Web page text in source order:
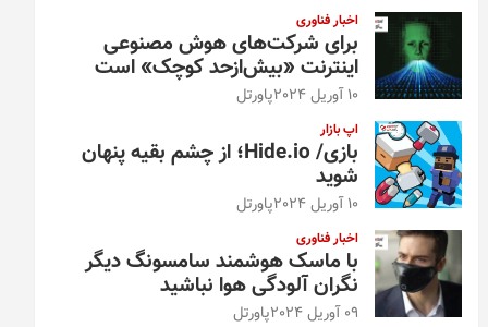
اخبار فناوری
برای شرکت‌های هوش مصنوعی
اینترنت «بیش‌از‌حد کوچک» است
10 آوریل 2024 پاورتل
اپ بازار
بازی/ Hide.io؛ از چشم بقیه پنهان
شوید
10 آوریل 2024 پاورتل
اخبار فناوری
با ماسک هوشمند سامسونگ دیگر
نگران آلودگی هوا نباشید
09 آوریل 2024 پاورتل